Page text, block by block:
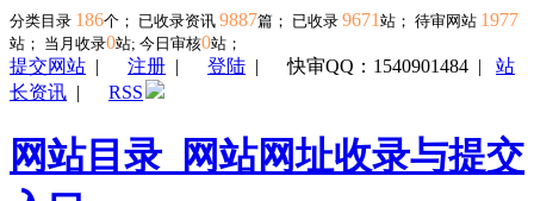
分类目录 186个； 已收录资讯 9887篇； 已收录 9671 站； 待审网站 1977
站； 当月收录0站; 今日审核0站；
提交网站 | 注册 | 登陆 |快审QQ：1540901484 | 站
长资讯 | RSS
网站目录_网站网址收录与提交